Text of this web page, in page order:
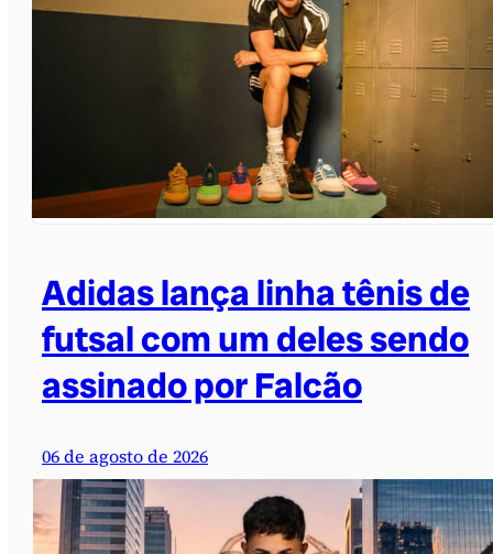
Adidas lança linha tênis de
futsal com um deles sendo
assinado por Falcão
06 de agosto de 2026